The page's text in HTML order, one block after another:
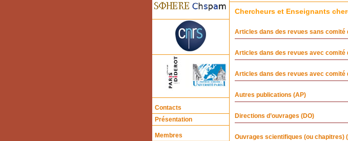
Contacts
Présentation
Membres
Chercheurs et Enseignants
Articles dans des revues sans comité
Articles dans des revues avec comité
Articles dans des revues avec comité
Autres publications (AP)
Directions d’ouvrages (DO)
Ouvrages scientifiques (ou chapitres)